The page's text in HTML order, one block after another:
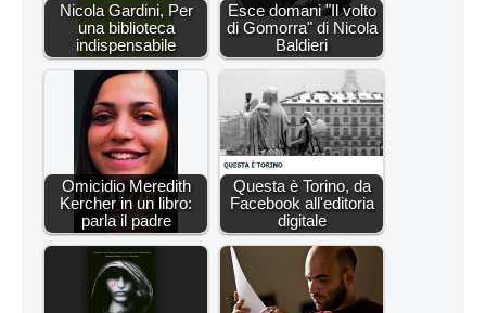
Nicola Gardini, Per
una biblioteca
indispensabile
Esce domani "Il volto
di Gomorra" di Nicola
Baldieri
Omicidio Meredith
Kercher in un libro:
parla il padre
Questa è Torino, da
Facebook all'editoria
digitale